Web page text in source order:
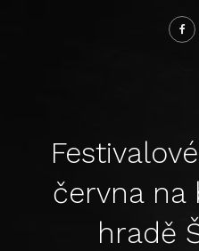
června na
hradě